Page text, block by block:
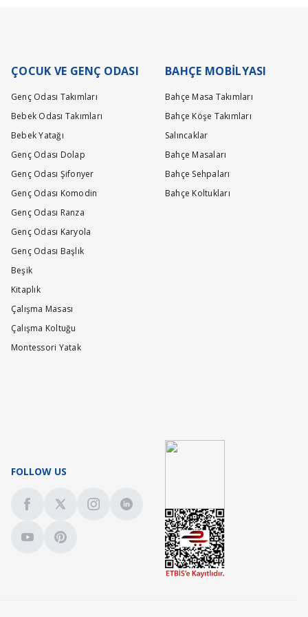
ÇOCUK VE GENÇ ODASI
Genç Odası Takımları
Bebek Odası Takımları
Bebek Yatağı
Genç Odası Dolap
Genç Odası Şifonyer
Genç Odası Komodin
Genç Odası Ranza
Genç Odası Karyola
Genç Odası Başlık
Beşik
Kitaplık
Çalışma Masası
Çalışma Koltuğu
Montessori Yatak
BAHÇE MOBİLYASI
Bahçe Masa Takımları
Bahçe Köşe Takımları
Salıncaklar
Bahçe Masaları
Bahçe Sehpaları
Bahçe Koltukları
FOLLOW US